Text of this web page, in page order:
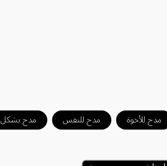
مدح للأخوة مدح للنفس مدح بشكل